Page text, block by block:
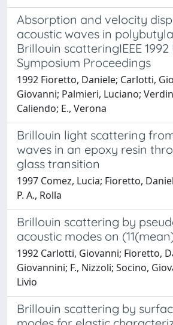
Absorption and velocity
acoustic waves in
Brillouin scatteringIEEE
Symposium Proceedings
1992 Fioretto, Daniele; Carlotti,
Giovanni; Palmieri, Luciano;
Caliendo; E., Verona
Brillouin light scattering
waves in an epoxy resin
glass transition
1997 Comez, Lucia; Fioretto,
P. A., Rolla
Brillouin scattering by
acoustic modes on
1992 Carlotti, Giovanni; Fioretto,
Giovannini; F., Nizzoli; Socino,
Livio
Brillouin scattering by